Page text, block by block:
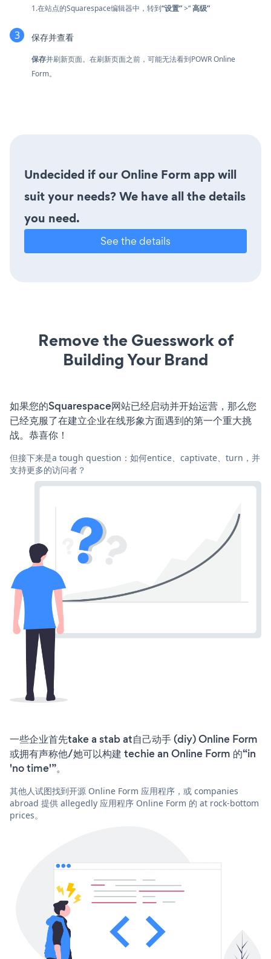
1.在站点的Squarespace编辑器中，转到“设置”>“高级”
保存并查看
保存并刷新页面。在刷新页面之前，可能无法看到POWR Online
Form。
Undecided if our Online Form app will
suit your needs? We have all the details
you need.
See the details
Remove the Guesswork of
Building Your Brand
如果您的Squarespace网站已经启动并开始运营，那么您
已经克服了在建立企业在线形象方面遇到的第一个重大挑
战。恭喜你！
但接下来是a tough question：如何entice、captivate、turn，并
支持更多的访问者？
一些企业首先take a stab at自己动手 (diy) Online Form
或拥有声称他/她可以构建 techie an Online Form 的“in
'no time'”。
其他人试图找到开源 Online Form 应用程序，或 companies
abroad 提供 allegedly 应用程序 Online Form 的 at rock-bottom
prices。